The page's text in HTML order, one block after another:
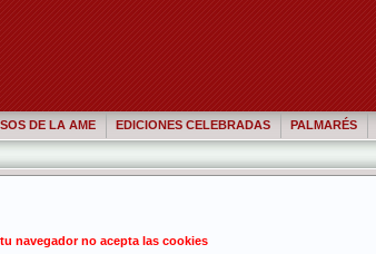
DE LA AME EDICIONES CELEBRADAS PALMARÉS
navegador no acepta las cookies